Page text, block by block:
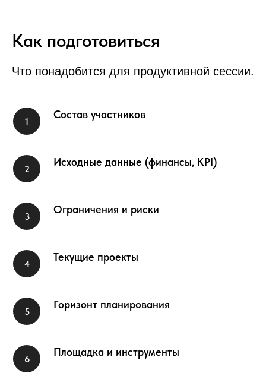
Как подготовиться
Что понадобится для продуктивной сессии.
Состав участников
Исходные данные (финансы, KPI)
Ограничения и риски
Текущие проекты
Горизонт планирования
Площадка и инструменты